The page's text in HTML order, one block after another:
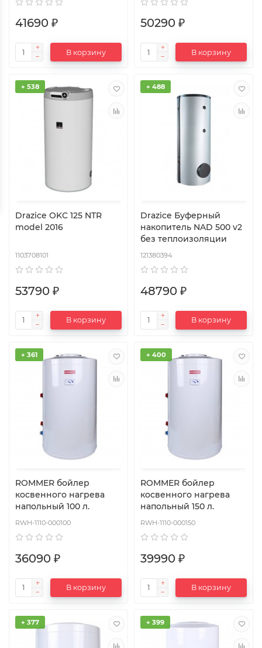
накопительный, с
белым кожухом, из
эмалированной стали,
емкостью 100 л
41690 ₽
В корзину
50290 ₽
В корзину
+ 538
Drazice OKC 125 NTR
model 2016
1103708101
53790 ₽
В корзину
+ 488
Drazice Буферный
накопитель NAD 500 v2
без теплоизоляции
121380394
48790 ₽
В корзину
+ 361
ROMMER бойлер
косвенного нагрева
напольный 100 л.
RWH-1110-000100
36090 ₽
В корзину
+ 400
ROMMER бойлер
косвенного нагрева
напольный 150 л.
RWH-1110-000150
39990 ₽
В корзину
+ 377 + 399